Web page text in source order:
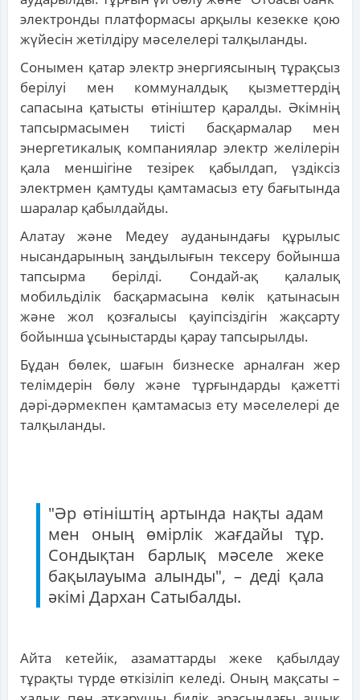
электронды платформасы арқылы кезекке қою
жүйесін жетілдіру мәселелері талқыланды.
Сонымен қатар электр энергиясының тұрақсыз
берілуі мен коммуналдық қызметтердің
сапасына қатысты өтініштер қаралды. Әкімнің
тапсырмасымен тиісті басқармалар мен
энергетикалық компаниялар электр желілерін
қала меншігіне тезірек қабылдап, үздіксіз
электрмен қамтуды қамтамасыз ету бағытында
шаралар қабылдайды.
Алатау және Медеу ауданындағы құрылыс
нысандарының заңдылығын тексеру бойынша
тапсырма берілді. Сондай-ақ қалалық
мобильділік басқармасына көлік қатынасын
және жол қозғалысы қауіпсіздігін жақсарту
бойынша ұсыныстарды қарау тапсырылды.
Бұдан бөлек, шағын бизнеске арналған жер
телімдерін бөлу және тұрғындарды қажетті
дәрі-дәрмекпен қамтамасыз ету мәселелері де
талқыланды.
"Әр өтініштің артында нақты адам
мен оның өмірлік жағдайы тұр.
Сондықтан барлық мәселе жеке
бақылауыма алынды", – деді қала
әкімі Дархан Сатыбалды.
Айта кетейік, азаматтарды жеке қабылдау
тұрақты түрде өткізіліп келеді. Оның мақсаты –